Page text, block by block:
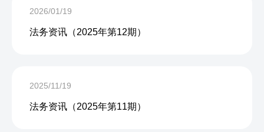
2026/01/19
法务资讯（2025年第12期）
2025/11/19
法务资讯（2025年第11期）